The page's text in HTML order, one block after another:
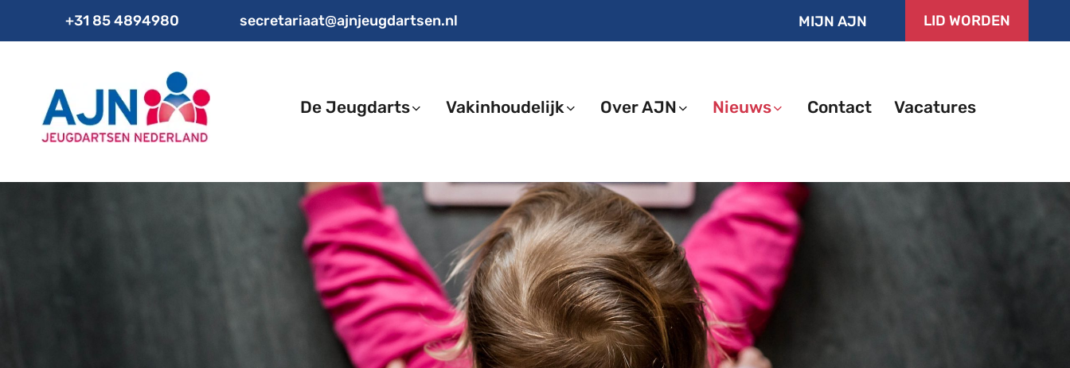
+31 85 4894980 secretariaat@ajnjeugdartsen.nl MIJN AJN LID WORDEN
De Jeugdarts Vakinhoudelijk Over AJN Nieuws Contact Vacatures